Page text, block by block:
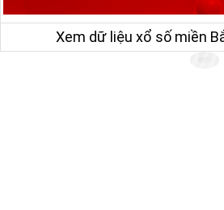
Xem dữ liệu xổ số miền